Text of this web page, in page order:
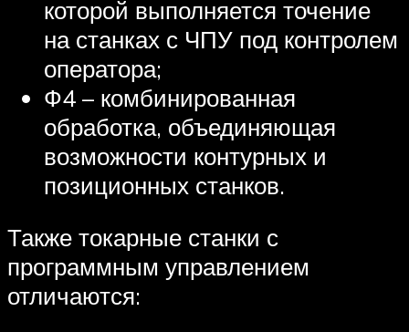
которой выполняется точение
на станках с ЧПУ под контролем
оператора;
Ф4 – комбинированная
обработка, объединяющая
возможности контурных и
позиционных станков.
Также токарные станки с
программным управлением
отличаются: